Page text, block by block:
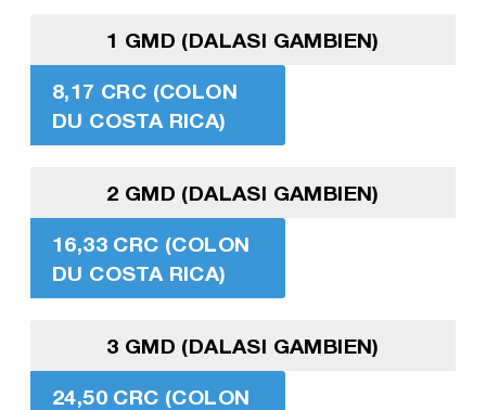
1 GMD (DALASI GAMBIEN)
8,17 CRC (COLON
DU COSTA RICA)
2 GMD (DALASI GAMBIEN)
16,33 CRC (COLON
DU COSTA RICA)
3 GMD (DALASI GAMBIEN)
24,50 CRC (COLON